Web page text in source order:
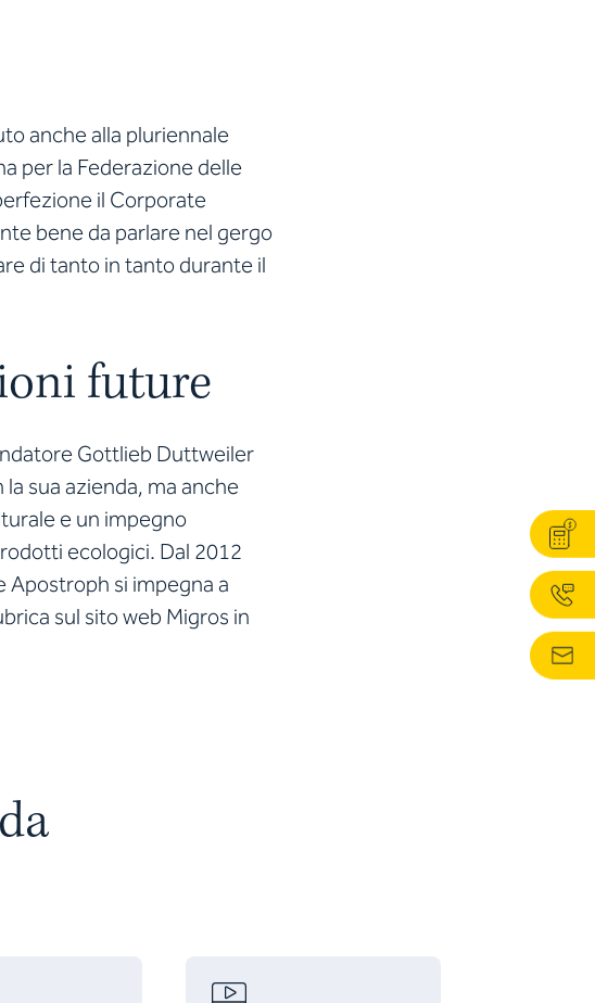
anche alla pluriennale
per la Federazione delle
il Corporate
bene da parlare nel gergo
di tanto in tanto durante il
future
Gottlieb Duttweiler
sua azienda, ma anche
e un impegno
ecologici. Dal 2012
Apostroph si impegna a
sul sito web Migros in